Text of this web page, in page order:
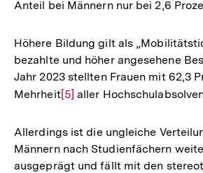
Anteil bei Männern nur bei 2,6
Höhere Bildung gilt als
bezahlte und höher angesehene
Jahr 2023 stellten Frauen mit 62,3
MehrheitZur
der
Fußnote
[5] aller
Allerdings ist die ungleiche
Männern nach Studienfächern
ausgeprägt und fällt mit den